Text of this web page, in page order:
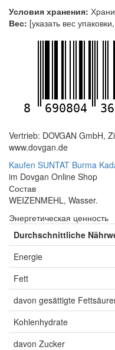
Условия хранения:
Вес: [указать вес
8 690804
Vertrieb: DOVGAN GmbH,
www.dovgan.de
Kaufen SUNTAT Burma
im Dovgan Online Shop
Состав
WEIZENMEHL, Wasser.
Энергетическая ценность
Durchschnittliche
Energie
Fett
davon gesättigte
Kohlenhydrate
davon Zucker